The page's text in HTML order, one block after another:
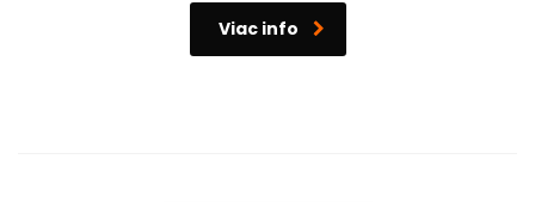
Viac info